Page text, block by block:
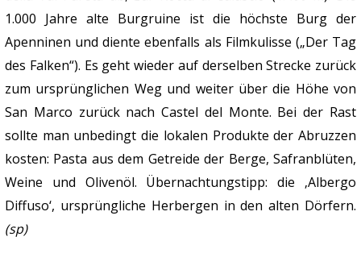
1.000 Jahre alte Burgruine ist die höchste Burg der
Apenninen und diente ebenfalls als Filmkulisse („Der Tag
des Falken“). Es geht wieder auf derselben Strecke zurück
zum ursprünglichen Weg und weiter über die Höhe von
San Marco zurück nach Castel del Monte. Bei der Rast
sollte man unbedingt die lokalen Produkte der Abruzzen
kosten: Pasta aus dem Getreide der Berge, Safranblüten,
Weine und Olivenöl. Übernachtungstipp: die ‚Albergo
Diffuso‘, ursprüngliche Herbergen in den alten Dörfern.
(sp)